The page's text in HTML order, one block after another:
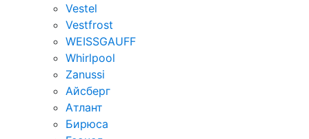
Vestel
Vestfrost
WEISSGAUFF
Whirlpool
Zanussi
Айсберг
Атлант
Бирюса